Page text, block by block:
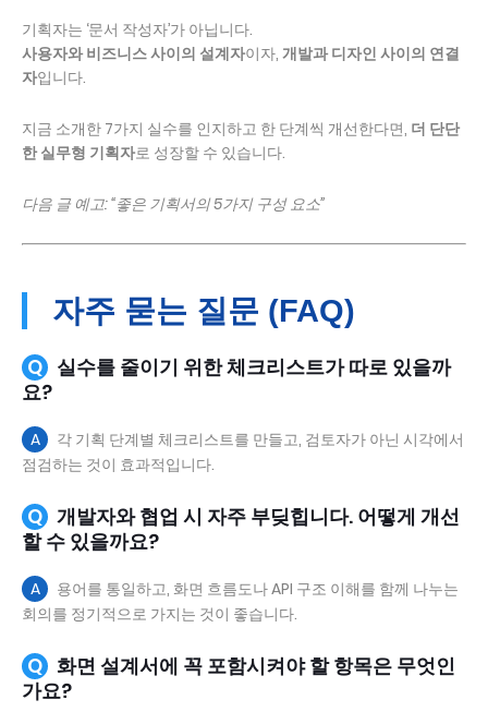
기획자는 ‘문서 작성자’가 아닙니다.
사용자와 비즈니스 사이의 설계자이자, 개발과 디자인 사이의 연결
자입니다.
지금 소개한 7가지 실수를 인지하고 한 단계씩 개선한다면, 더 단단
한 실무형 기획자로 성장할 수 있습니다.
다음 글 예고: “좋은 기획서의 5가지 구성 요소”
자주 묻는 질문 (FAQ)
Q 실수를 줄이기 위한 체크리스트가 따로 있을까
요?
A
각 기획 단계별 체크리스트를 만들고, 검토자가 아닌 시각에서
점검하는 것이 효과적입니다.
Q 개발자와 협업 시 자주 부딪힙니다. 어떻게 개선
할 수 있을까요?
A
용어를 통일하고, 화면 흐름도나 API 구조 이해를 함께 나누는
회의를 정기적으로 가지는 것이 좋습니다.
Q 화면 설계서에 꼭 포함시켜야 할 항목은 무엇인
가요?